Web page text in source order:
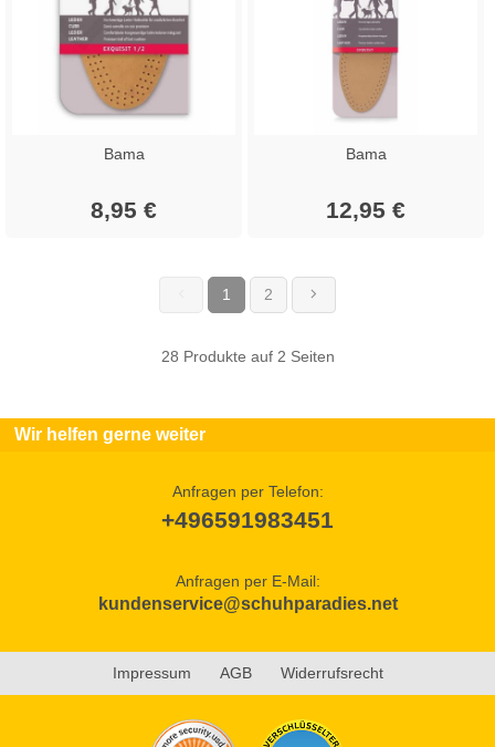
Bama
8,95 €
Bama
12,95 €
1 (current)
2
28 Produkte auf 2 Seiten
Wir helfen gerne weiter
Anfragen per Telefon:
+496591983451
Anfragen per E-Mail:
kundenservice@schuhparadies.net
Impressum AGB Widerrufsrecht